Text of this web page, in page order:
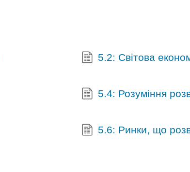
5.2: Світова
5.4: Розуміння
5.6: Ринки, що